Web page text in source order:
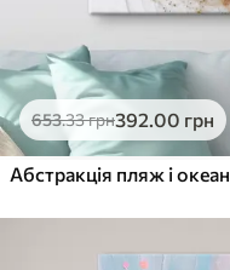
653.33грн392.00 грн
Абстракція пляж і океан